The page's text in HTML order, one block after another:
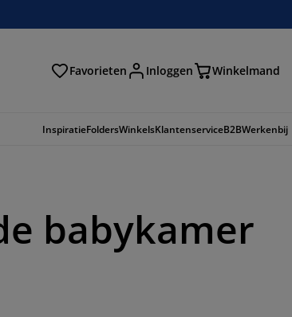
Favorieten Inloggen Winkelmand
InspiratieFoldersWinkelsKlantenserviceB2BWerkenbij
babykamer